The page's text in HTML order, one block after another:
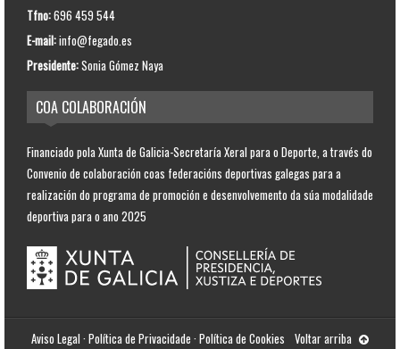
Tfno:696 459 544
E-mail:info@fegado.es
Presidente:Sonia Gómez Naya
COA COLABORACIÓN
Financiado pola Xunta de Galicia-Secretaría Xeral para o Deporte, a través do
Convenio de colaboración coas federacións deportivas galegas para a
realización do programa de promoción e desenvolvemento da súa modalidade
deportiva para o ano 2025
Aviso Legal · Política de Privacidade · Política de Cookies Voltar arriba